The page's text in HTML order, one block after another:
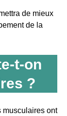
de mieux
de la
t-on
?
musculaires ont